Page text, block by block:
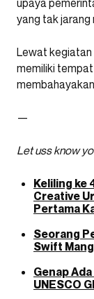
yang tak jarang
Lewat kegiatan
memiliki
—
Let uss know
Keliling ke
Creative
Pertama
Seorang
Swift
Genap
UNESCO